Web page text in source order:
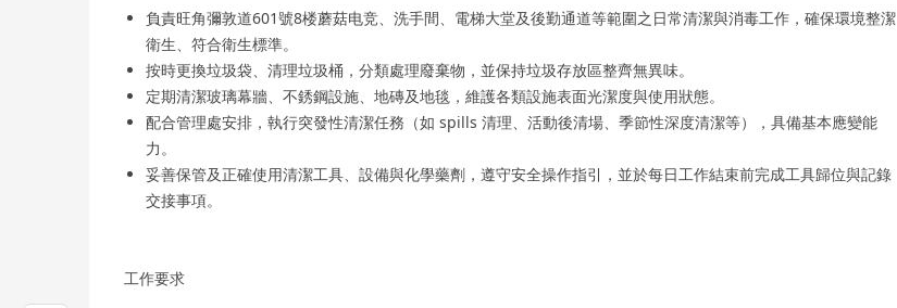
負責旺角彌敦道601號8楼蘑菇电竞、洗手間、電梯大堂及後勤通道等範圍之日常清潔與消毒工作，確保環境整潔
衛生、符合衛生標準。
按時更換垃圾袋、清理垃圾桶，分類處理廢棄物，並保持垃圾存放區整齊無異味。
定期清潔玻璃幕牆、不銹鋼設施、地磚及地毯，維護各類設施表面光潔度與使用狀態。
配合管理處安排，執行突發性清潔任務（如 spills 清理、活動後清場、季節性深度清潔等），具備基本應變能
力。
妥善保管及正確使用清潔工具、設備與化學藥劑，遵守安全操作指引，並於每日工作結束前完成工具歸位與記錄
交接事項。
工作要求